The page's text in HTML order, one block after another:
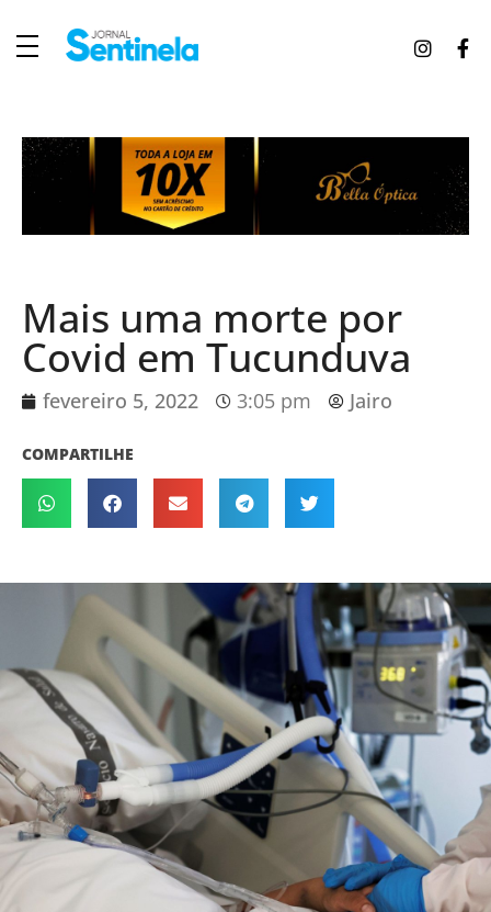
Mais uma morte por
Covid em Tucunduva
fevereiro 5, 2022 3:05 pm Jairo
COMPARTILHE